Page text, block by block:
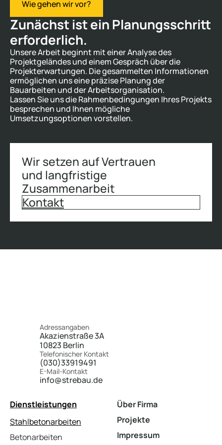
Wie gehen wir vor?
Zunächst ist ein Planungsschritt
erforderlich.
Unsere Arbeit beginnt mit einer Analyse des
Projektgeländes und einem Gespräch über die
Projekterwartungen. Die gesammelten Informationen
ermöglichen uns eine präzise Planung der
Bauarbeiten und der Arbeitsorganisation.
Lassen Sie uns die Rahmenbedingungen Ihres Projekts
besprechen und Ihnen mögliche
Umsetzungsoptionen vorstellen.
Wir setzen auf Vertrauen
und langfristige
Zusammenarbeit
Kontakt
Adressangaben
Akazienstraße 3A
10823 Berlin
Telefonischer Kontakt
(030)33919491
E-Mail-Kontakt
info@strebau.de
Dienstleistungen
Stahlbetonarbeiten
Betonarbeiten
Über Firma
Projekte
Impressum